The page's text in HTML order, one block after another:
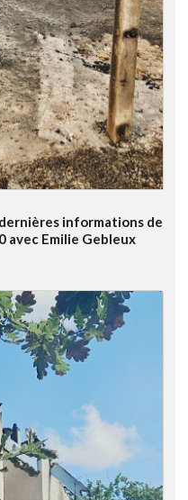
informations de
avec Emilie Gebleux